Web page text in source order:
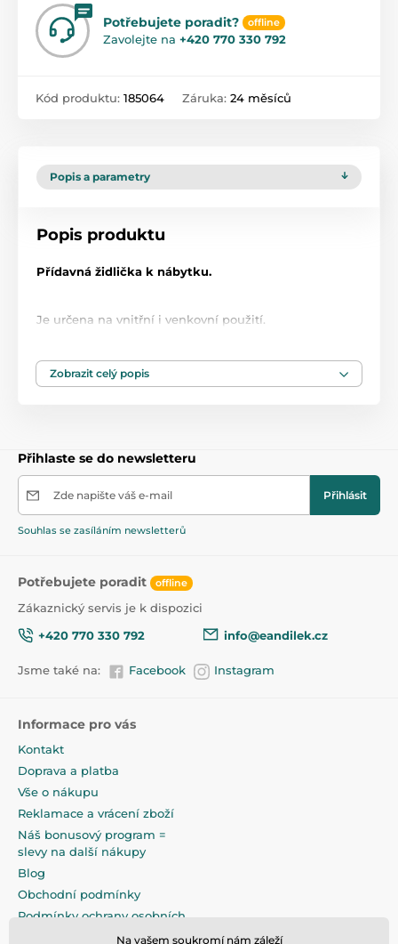
Potřebujete poradit? offline
Zavolejte na +420 770 330 792
Kód produktu: 185064 Záruka: 24 měsíců
Popis a parametry
Popis produktu
Přídavná židlička k nábytku.
Je určena na vnitřní i venkovní použití.
Vhodné pro děti od 3 let.
Zobrazit celý popis
Přihlaste se do newsletteru
Zde napište váš e-mail Přihlásit
Souhlas se zasíláním newsletterů
Potřebujete poradit offline
Zákaznický servis je k dispozici
+420 770 330 792
info@eandilek.cz
Jsme také na: Facebook Instagram
Informace pro vás
Kontakt
Doprava a platba
Vše o nákupu
Reklamace a vrácení zboží
Náš bonusový program =
slevy na další nákupy
Blog
Obchodní podmínky
Podmínky ochrany osobních
Na vašem soukromí nám záleží